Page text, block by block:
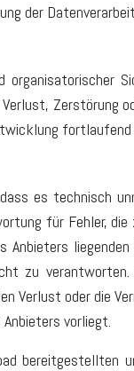
der
organisatorischer
Zerstörung
es technisch
für Fehler,
zu
Verlust oder die
vorliegt.
bereitgestellten